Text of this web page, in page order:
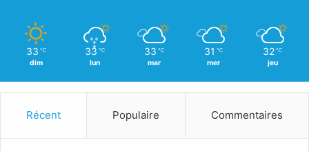
33 ℃
dim
33 ℃
lun
33 ℃
mar
31 ℃
mer
32 ℃
jeu
Récent Populaire Commentaires